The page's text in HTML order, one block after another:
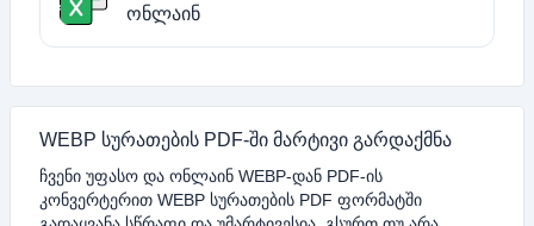
ონლაინ
WEBP სურათების PDF-ში მარტივი გარდაქმნა
ჩვენი უფასო და ონლაინ WEBP-დან PDF-ის
კონვერტერით WEBP სურათების PDF ფორმატში